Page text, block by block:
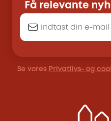
Få relevante
Se vores Privatlivs- og